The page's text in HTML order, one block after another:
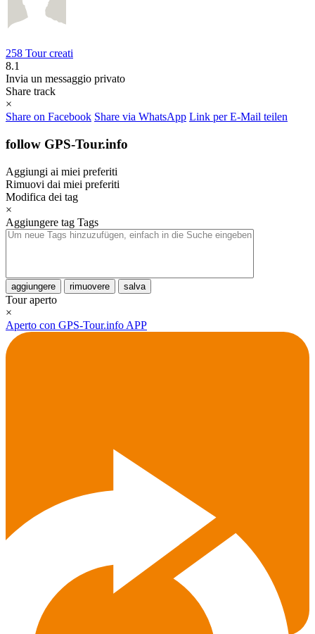
258 Tour creati
8.1
Invia un messaggio privato
Share track
×
Share on Facebook Share via WhatsApp Link per E-Mail teilen
follow GPS-Tour.info
Aggiungi ai miei preferiti
Rimuovi dai miei preferiti
Modifica dei tag
×
Aggiungere tag Tags
aggiungere rimuovere salva
Tour aperto
×
Aperto con GPS-Tour.info APP